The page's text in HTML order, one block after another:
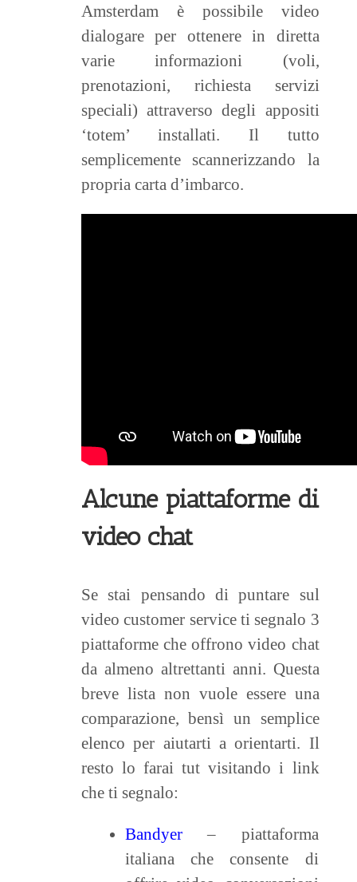
Amsterdam è possibile video
dialogare per ottenere in diretta
varie informazioni (voli,
prenotazioni, richiesta servizi
speciali) attraverso degli appositi
‘totem’ installati. Il tutto
semplicemente scannerizzando la
propria carta d’imbarco.
Alcune piattaforme di
video chat
Se stai pensando di puntare sul
video customer service ti segnalo 3
piattaforme che offrono video chat
da almeno altrettanti anni. Questa
breve lista non vuole essere una
comparazione, bensì un semplice
elenco per aiutarti a orientarti. Il
resto lo farai tut visitando i link
che ti segnalo:
Bandyer– piattaforma
italiana che consente di